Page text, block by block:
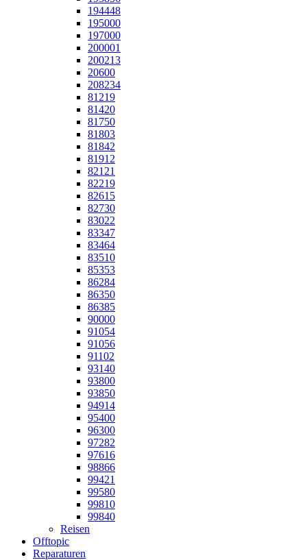
194448
195000
197000
200001
200213
20600
208234
81219
81420
81750
81803
81842
81912
82121
82219
82615
82730
83022
83347
83464
83510
85353
86284
86350
86385
90000
91054
91056
91102
93140
93800
93850
94914
95400
96300
97282
97616
98866
99421
99580
99810
99840
Reisen
Offtopic
Reparaturen